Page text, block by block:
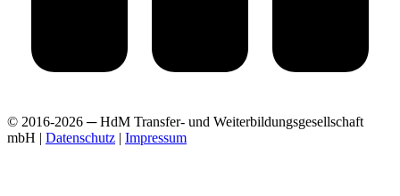
© 2016-2026 ─ HdM Transfer- und Weiterbildungsgesellschaft
mbH | Datenschutz | Impressum